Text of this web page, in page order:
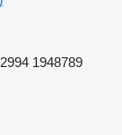
1948789